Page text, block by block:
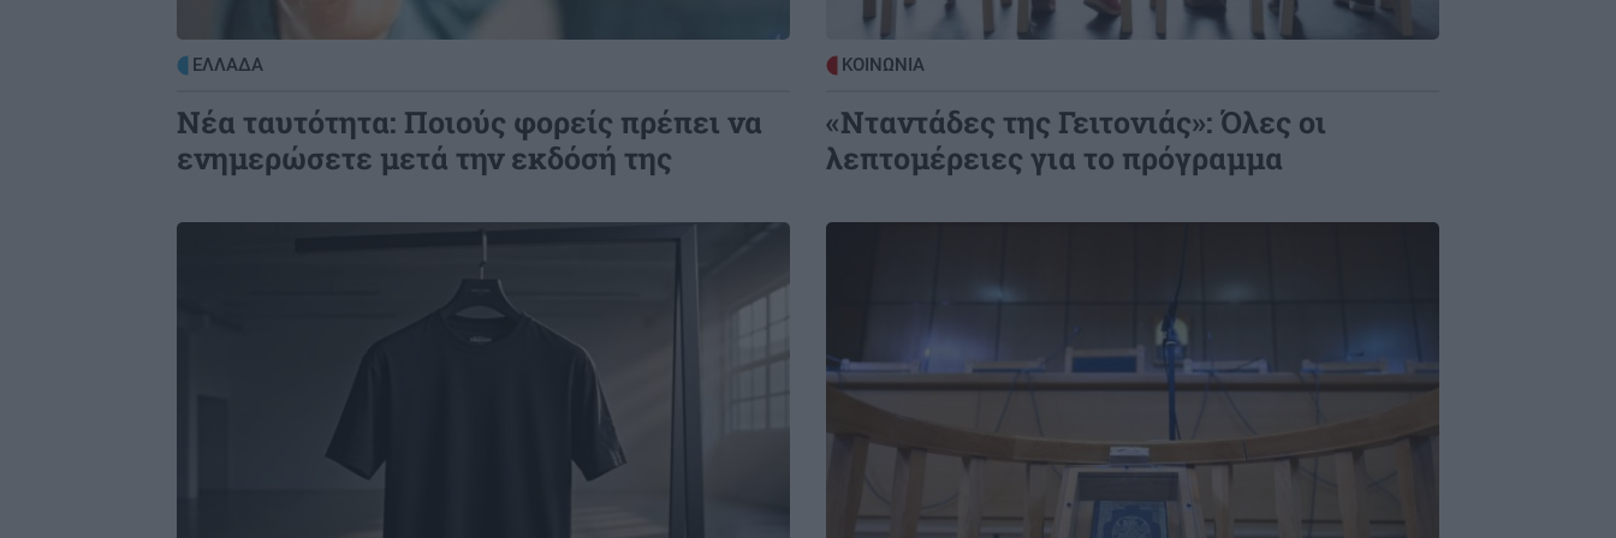
επικίνδυνη οδήγηση και απείθεια
Αυτή είναι η καλύτερη χώρα για
μετεγκατάσταση το 2026 και
βρίσκεται στην Ευρώπη!
ΕΛΛΑΔΑ
Νέα ταυτότητα: Ποιούς φορείς πρέπει να
ενημερώσετε μετά την εκδόσή της
ΚΟΙΝΩΝΙΑ
«Νταντάδες της Γειτονιάς»: Όλες οι
λεπτομέρειες για το πρόγραμμα